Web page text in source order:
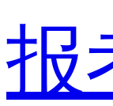
报